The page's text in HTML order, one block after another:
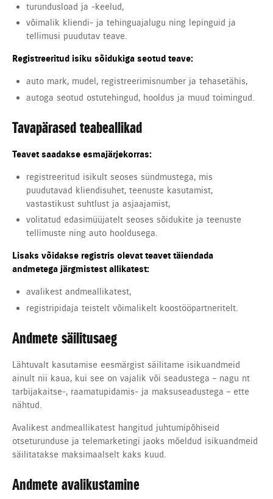
turundusload ja -keelud,
võimalik kliendi- ja tehinguajalugu ning lepinguid ja
tellimusi puudutav teave.
Registreeritud isiku sõidukiga seotud teave:
auto mark, mudel, registreerimisnumber ja tehasetähis,
autoga seotud ostutehingud, hooldus ja muud toimingud.
Tavapärased teabeallikad
Teavet saadakse esmajärjekorras:
registreeritud isikult seoses sündmustega, mis
puudutavad kliendisuhet, teenuste kasutamist,
vastastikust suhtlust ja asjaajamist,
volitatud edasimüüjatelt seoses sõidukite ja teenuste
tellimuste ning auto hooldusega.
Lisaks võidakse registris olevat teavet täiendada
andmetega järgmistest allikatest:
avalikest andmeallikatest,
registripidaja teistelt võimalikelt koostööpartneritelt.
Andmete säilitusaeg
Lähtuvalt kasutamise eesmärgist säilitame isikuandmeid
ainult nii kaua, kui see on vajalik või seadustega – nagu nt
tarbijakaitse-, raamatupidamis- ja maksuseadustega – ette
nähtud.
Avalikest andmeallikatest hangitud juhtumipõhiseid
otseturunduse ja telemarketingi jaoks mõeldud isikuandmeid
säilitatakse maksimaalselt kaks kuud.
Andmete avalikustamine